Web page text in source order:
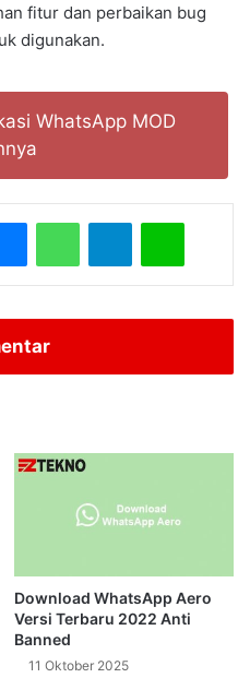
fitur dan perbaikan bug
digunakan.
WhatsApp MOD
MessengerWhatsAppTelegramLine
Download WhatsApp Aero
Versi Terbaru 2022 Anti
Banned
11 Oktober 2025